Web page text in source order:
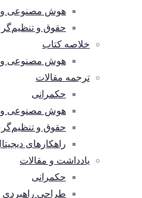
هوش مصنوعی و
حقوق و
خلاصه کتاب
هوش مصنوعی و
ترجمه مقالات
حکمرانی
هوش مصنوعی و
حقوق و
راهکارهای
یادداشت و مقالات
حکمرانی
طراحی راهبردی